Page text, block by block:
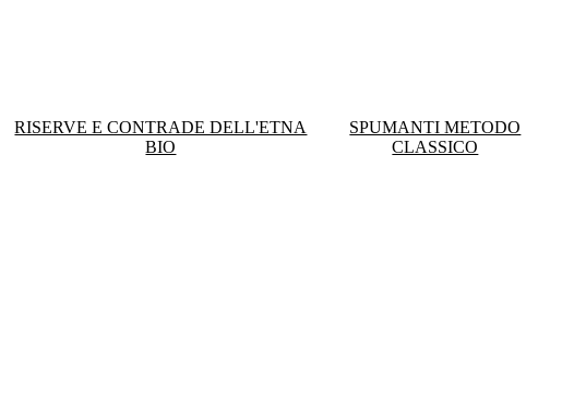
RISERVE E CONTRADE DELL'ETNA
BIO
SPUMANTI METODO
CLASSICO